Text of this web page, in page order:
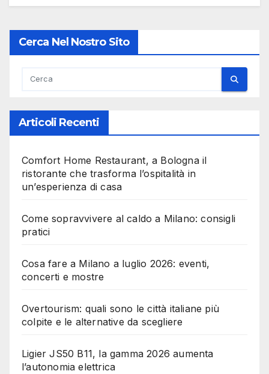
Cerca Nel Nostro Sito
Articoli Recenti
Comfort Home Restaurant, a Bologna il
ristorante che trasforma l’ospitalità in
un’esperienza di casa
Come sopravvivere al caldo a Milano: consigli
pratici
Cosa fare a Milano a luglio 2026: eventi,
concerti e mostre
Overtourism: quali sono le città italiane più
colpite e le alternative da scegliere
Ligier JS50 B11, la gamma 2026 aumenta
l’autonomia elettrica